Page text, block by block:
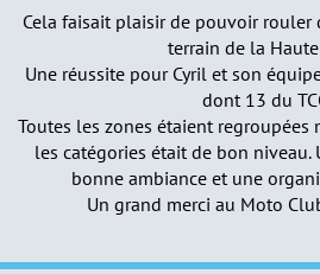
Cela faisait plaisir de pouvoir rouler
terrain de la
Une réussite pour Cyril et son
dont 13 du
Toutes les zones étaient regroupées
les catégories était de bon niveau.
bonne ambiance et une
Un grand merci au Moto